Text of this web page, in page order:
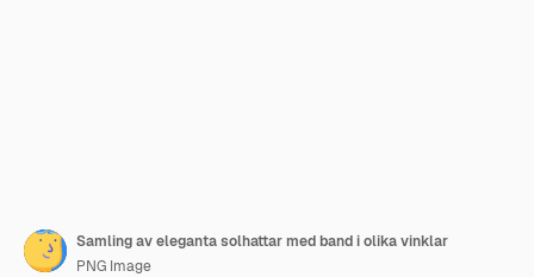
Samling av eleganta solhattar med band i olika vinklar
PNG Image